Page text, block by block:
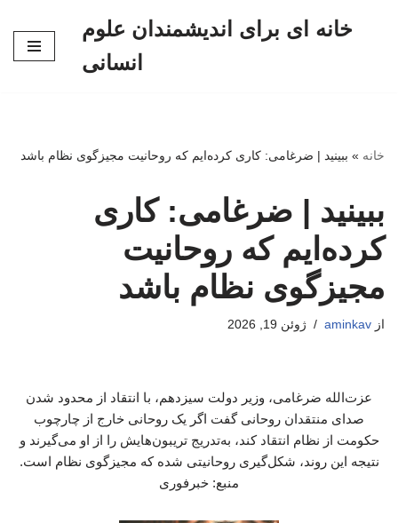
خانه ای برای اندیشمندان علوم
انسانی
خانه » ببینید | ضرغامی: کاری کرده‌ایم که روحانیت مجیزگوی نظام باشد
ببینید | ضرغامی: کاری
کرده‌ایم که روحانیت
مجیزگوی نظام باشد
از aminkav ژوئن 19, 2026
عزت‌الله ضرغامی، وزیر دولت سیزدهم، با انتقاد از محدود شدن
صدای منتقدان روحانی گفت اگر یک روحانی خارج از چارچوب
حکومت از نظام انتقاد کند، به‌تدریج تریبون‌هایش را از او می‌گیرند و
نتیجه این روند، شکل‌گیری روحانیتی شده که مجیزگوی نظام است.
منبع: خبرفوری